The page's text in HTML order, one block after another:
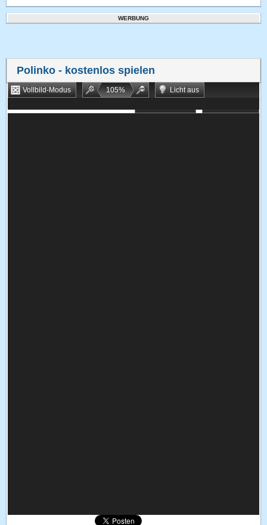
WERBUNG
Polinko - kostenlos spielen
Vollbild-Modus 105%
Licht aus